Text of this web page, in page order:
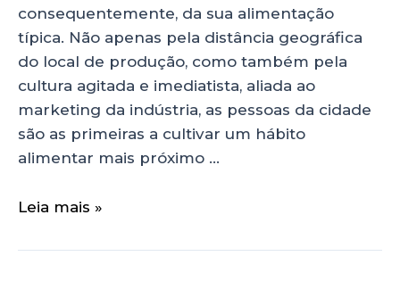
consequentemente, da sua alimentação
típica. Não apenas pela distância geográfica
do local de produção, como também pela
cultura agitada e imediatista, aliada ao
marketing da indústria, as pessoas da cidade
são as primeiras a cultivar um hábito
alimentar mais próximo …
Leia mais »